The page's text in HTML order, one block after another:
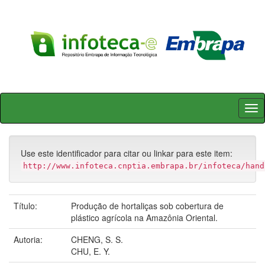
Skip
Use este identificador para citar ou linkar para este item:
http://www.infoteca.cnptia.embrapa.br/infoteca/
Título:
Produção de hortaliças sob cobertura de
plástico agrícola na Amazônia Oriental.
Autoria:
CHENG, S. S.
CHU, E. Y.